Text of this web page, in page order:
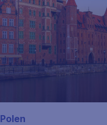
Polen